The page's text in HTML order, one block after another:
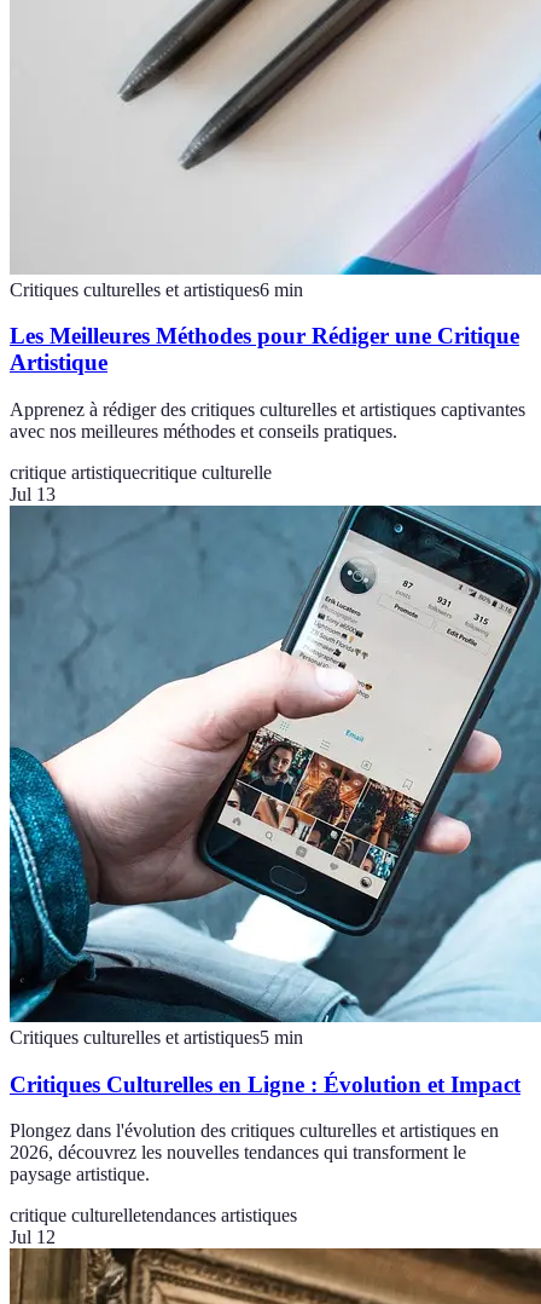
Critiques culturelles et artistiques6 min
Les Meilleures Méthodes pour Rédiger une Critique
Artistique
Apprenez à rédiger des critiques culturelles et artistiques captivantes
avec nos meilleures méthodes et conseils pratiques.
critique artistiquecritique culturelle
Jul 13
Critiques culturelles et artistiques5 min
Critiques Culturelles en Ligne : Évolution et Impact
Plongez dans l'évolution des critiques culturelles et artistiques en
2026, découvrez les nouvelles tendances qui transforment le
paysage artistique.
critique culturelletendances artistiques
Jul 12